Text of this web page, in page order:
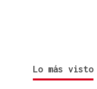
Lo más visto